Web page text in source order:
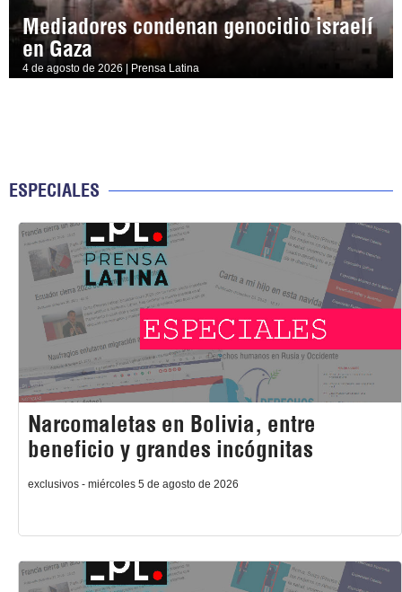
Mediadores condenan genocidio israelí
en Gaza
4 de agosto de 2026 | Prensa Latina
ESPECIALES
Narcomaletas en Bolivia, entre
beneficio y grandes incógnitas
exclusivos - miércoles 5 de agosto de 2026